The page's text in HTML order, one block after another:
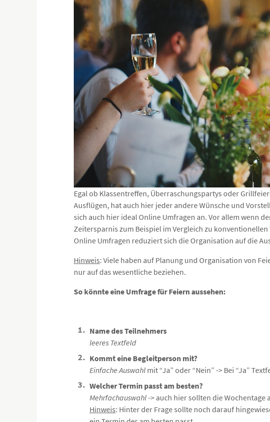
Egal ob Klassentreffen, Überraschungspartys oder
Ausflügen, hat auch hier jeder andere Wünsche und
sich auch hier ideal Online Umfragen an. Vor allem wenn
Zeitersparnis zum Beispiel im Vergleich zu
Online Umfragen reduziert sich die Organisation auf die
Hinweis: Viele haben auf Planung und Organisation von
nur auf das wesentliche beziehen.
So könnte eine Umfrage für Feiern aussehen:
Name des Teilnehmers
leeres Textfeld
Kommt eine Begleitperson mit?
Einfache Auswahl mit “Ja” oder “Nein” -> Bei “Ja”
Welcher Termin passt am besten?
Mehrfachauswahl-> auch hier sollten die
Hinweis: Hinter der Frage sollte noch darauf